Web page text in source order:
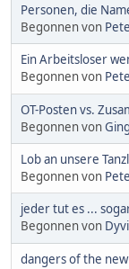
Personen, die
Begonnen von
Ein Arbeitsloser
Begonnen von
OT-Posten vs.
Begonnen von
Lob an unsere
Begonnen von
jeder tut es ...
Begonnen von
dangers of the